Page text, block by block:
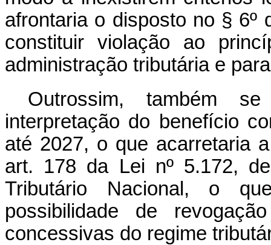
afrontaria o disposto no § 6º
constituir violação ao
administração tributária e
Outrossim, também
interpretação do benefício
até 2027, o que acarretaria
art. 178 da Lei nº 5.172,
Tributário Nacional, o
possibilidade de
concessivas do regime